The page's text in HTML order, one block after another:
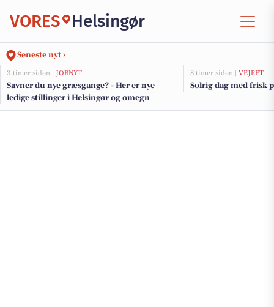
VORES Helsingør
Seneste nyt ›
3 timer siden | JOBNYT
Savner du nye græsgange? - Her er nye
ledige stillinger i Helsingør og omegn
8 timer siden | VEJRET
Solrig dag med frisk